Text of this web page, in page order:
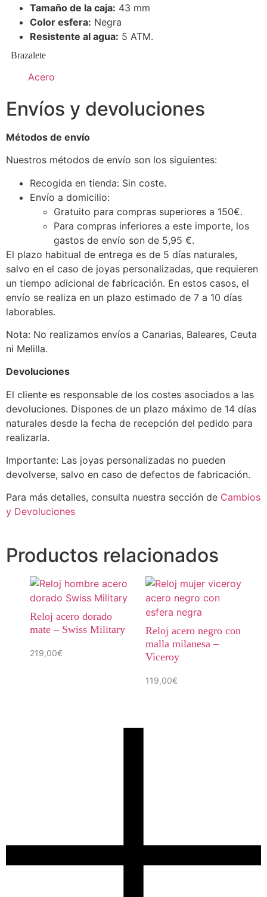
Tamaño de la caja: 43 mm
Color esfera: Negra
Resistente al agua: 5 ATM.
Brazalete
Acero
Envíos y devoluciones
Métodos de envío
Nuestros métodos de envío son los siguientes:
Recogida en tienda: Sin coste.
Envío a domicilio:
Gratuito para compras superiores a 150€.
Para compras inferiores a este importe, los
gastos de envío son de 5,95 €.
El plazo habitual de entrega es de 5 días naturales,
salvo en el caso de joyas personalizadas, que requieren
un tiempo adicional de fabricación. En estos casos, el
envío se realiza en un plazo estimado de 7 a 10 días
laborables.
Nota: No realizamos envíos a Canarias, Baleares, Ceuta
ni Melilla.
Devoluciones
El cliente es responsable de los costes asociados a las
devoluciones. Dispones de un plazo máximo de 14 días
naturales desde la fecha de recepción del pedido para
realizarla.
Importante: Las joyas personalizadas no pueden
devolverse, salvo en caso de defectos de fabricación.
Para más detalles, consulta nuestra sección de Cambios
y Devoluciones
Productos relacionados
Reloj acero dorado
mate – Swiss Military
219,00€
Reloj acero negro con
malla milanesa –
Viceroy
119,00€